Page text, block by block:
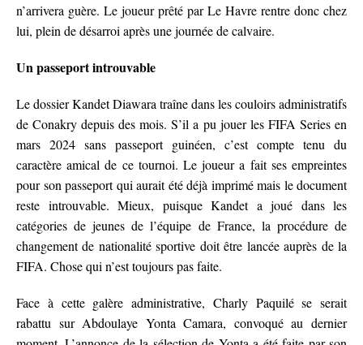
n’arrivera guère. Le joueur prêté par Le Havre rentre donc chez
lui, plein de désarroi après une journée de calvaire.
Un passeport introuvable
Le dossier Kandet Diawara traîne dans les couloirs administratifs
de Conakry depuis des mois. S’il a pu jouer les FIFA Series en
mars 2024 sans passeport guinéen, c’est compte tenu du
caractère amical de ce tournoi. Le joueur a fait ses empreintes
pour son passeport qui aurait été déjà imprimé mais le document
reste introuvable. Mieux, puisque Kandet a joué dans les
catégories de jeunes de l’équipe de France, la procédure de
changement de nationalité sportive doit être lancée auprès de la
FIFA. Chose qui n’est toujours pas faite.
Face à cette galère administrative, Charly Paquilé se serait
rabattu sur Abdoulaye Yonta Camara, convoqué au dernier